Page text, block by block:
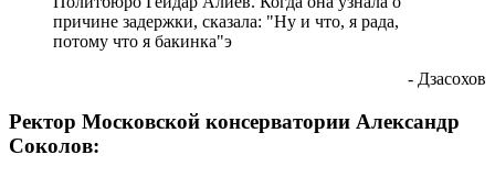
причине задержки, сказала: "Ну и что, я рада,
потому что я бакинка"э
- Дзасохов
Ректор Московской консерватории Александр
Соколов: